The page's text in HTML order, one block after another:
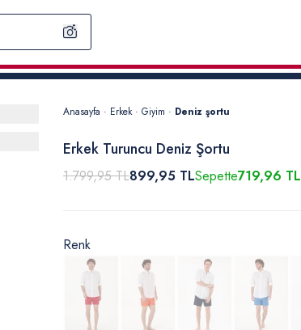
Anasayfa · Erkek · Giyim · Deniz şortu
Erkek Turuncu Deniz Şortu
1.799,95 TL899,95 TLSepette719,96 TL
Renk